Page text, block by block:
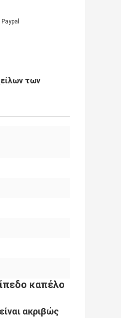
των
καπέλο
ακριβώς